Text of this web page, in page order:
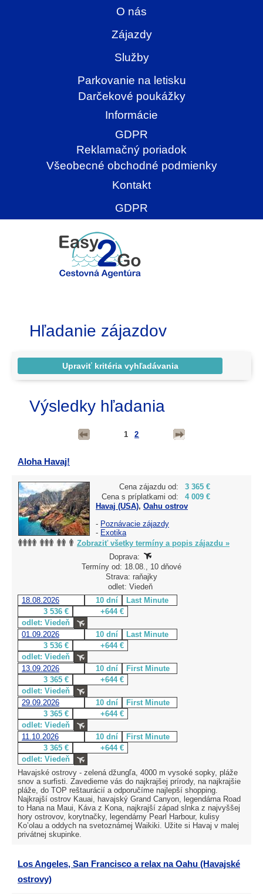
O nás
Zájazdy
Služby
Parkovanie na letisku
Darčekové poukážky
Informácie
GDPR
Reklamačný poriadok
Všeobecné obchodné podmienky
Kontakt
GDPR
Hľadanie zájazdov
Výsledky hľadania
1 2
Aloha Havaj!
Cena zájazdu od:
3 365 €
Cena s príplatkami od:
4 009 €
Havaj (USA), Oahu ostrov
- Poznávacie zájazdy
- Exotika
Zobraziť všetky termíny a popis zájazdu »
Doprava:
Termíny od: 18.08., 10 dňové
Strava: raňajky
odlet: Viedeň
18.08.2026
10 dní
Last Minute
3 536 €
+644 €
odlet: Viedeň
01.09.2026
10 dní
Last Minute
3 536 €
+644 €
odlet: Viedeň
13.09.2026
10 dní
First Minute
3 365 €
+644 €
odlet: Viedeň
29.09.2026
10 dní
First Minute
3 365 €
+644 €
odlet: Viedeň
11.10.2026
10 dní
First Minute
3 365 €
+644 €
odlet: Viedeň
Havajské ostrovy - zelená džungľa, 4000 m vysoké sopky, pláže
snov a surfisti. Zavedieme vás do najkrajšej prírody, na najkrajšie
pláže, do TOP reštaurácií a odporučíme najlepší shopping.
Najkrajší ostrov Kauai, havajský Grand Canyon, legendárna Road
to Hana na Maui, Káva z Kona, najkrajší západ slnka z najvyššej
hory ostrovov, korytnačky, legendárny Pearl Harbour, kulisy
Ko’olau a oddych na svetoznámej Waikiki. Užite si Havaj v malej
privátnej skupinke.
Los Angeles, San Francisco a relax na Oahu (Havajské
ostrovy)